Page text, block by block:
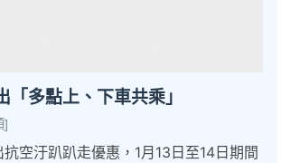
多點上、下車共乘」
]
空汙趴趴走優惠，1月13日至14日期間